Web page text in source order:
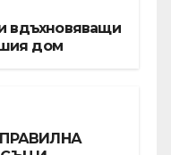
вдъхновяващи
дом